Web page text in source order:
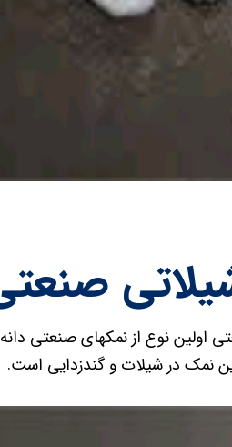
اولین نوع از نمکهای صنعتی
نمک در شیلات و گندزدایی است.